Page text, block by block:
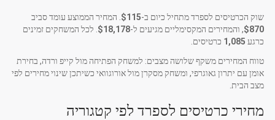
שוק הכרטיסים לספרד מתחיל כיום ב-$115 . המחיר הממוצע עומד סביב
$870, והמחירים המקסימליים מגיעים ל-$18,178 . לכל המשחקים זמינים
כרגע 1,085 כרטיסים.
טווח המחירים משקף שלושה מצבים: למשחק הפתיחה מול קייפ ורדה, בחירת
אומן עם יתרון גאוגרפי, ומשחק מסקרן מול אורוגוואי כשיתכן שינוי מחירים לפי
מצב הבית.
מחירי כרטיסים לספרד לפי קטגוריה